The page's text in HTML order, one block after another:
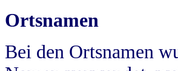
Ortsnamen
Bei den Ortsnamen